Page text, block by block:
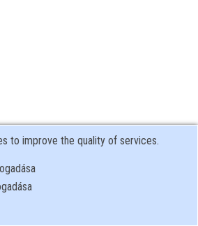
to improve the quality of services.